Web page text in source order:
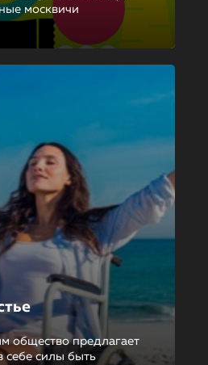
москвичи
общество предлагает
себе силы быть